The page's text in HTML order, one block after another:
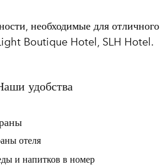
необходимые для отличного
Boutique Hotel, SLH Hotel.
удобства
отеля
и напитков в номер